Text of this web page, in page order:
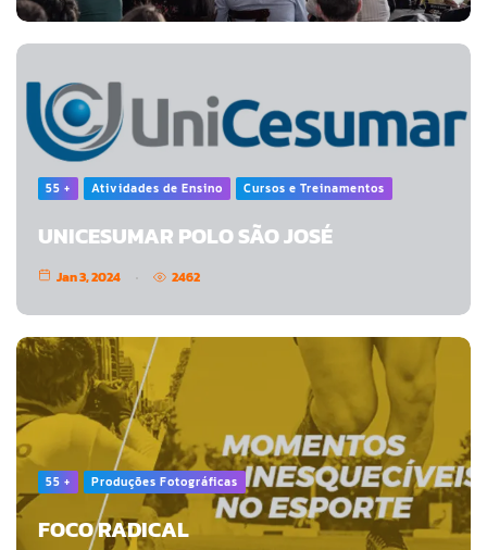
55 + Atividades de Ensino Cursos e Treinamentos
UNICESUMAR POLO SÃO JOSÉ
Jan 3, 2024 2462
55 + Produções Fotográficas
FOCO RADICAL